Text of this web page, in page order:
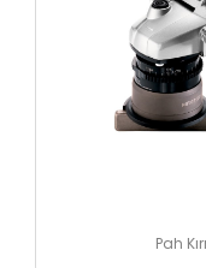
Pah